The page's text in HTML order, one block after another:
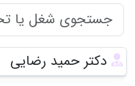
دکتر حمید رضایی